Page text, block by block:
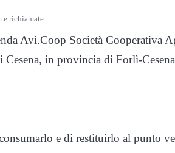
richiamate
Avi.Coop Società Cooperativa
in provincia di Forlì-
e di restituirlo al punto